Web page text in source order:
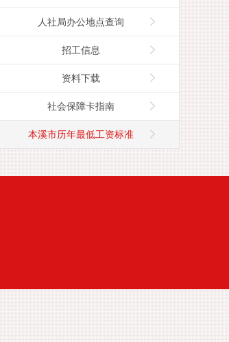
人社局办公地点查询
招工信息
资料下载
社会保障卡指南
本溪市历年最低工资标准